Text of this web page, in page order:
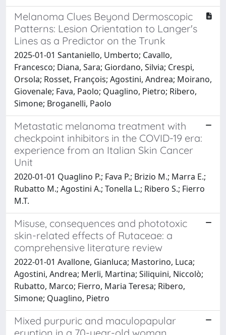
Melanoma Clues Beyond Dermoscopic
Patterns: Lesion Orientation to Langer's
Lines as a Predictor on the Trunk
2025-01-01 Santaniello, Umberto; Cavallo,
Francesco; Diana, Sara; Giordano, Silvia; Crespi,
Orsola; Rosset, François; Agostini, Andrea; Moirano,
Giovenale; Fava, Paolo; Quaglino, Pietro; Ribero,
Simone; Broganelli, Paolo
Metastatic melanoma treatment with
checkpoint inhibitors in the COVID-19 era:
experience from an Italian Skin Cancer
Unit
2020-01-01 Quaglino P.; Fava P.; Brizio M.; Marra E.;
Rubatto M.; Agostini A.; Tonella L.; Ribero S.; Fierro
M.T.
Misuse, consequences and phototoxic
skin-related effects of Rutaceae: a
comprehensive literature review
2022-01-01 Avallone, Gianluca; Mastorino, Luca;
Agostini, Andrea; Merli, Martina; Siliquini, Niccolò;
Rubatto, Marco; Fierro, Maria Teresa; Ribero,
Simone; Quaglino, Pietro
Mixed purpuric and maculopapular